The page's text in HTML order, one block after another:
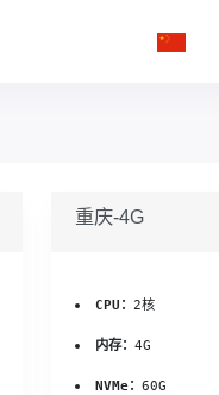
重庆-4G
CPU： 2核
内存： 4G
NVMe： 60G